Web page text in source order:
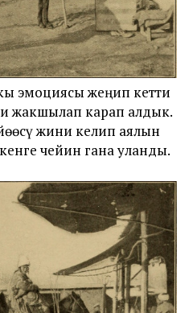
эмоциясы жеңип кетти
жакшылап карап алдык.
жини келип аялын
чейин гана уланды.